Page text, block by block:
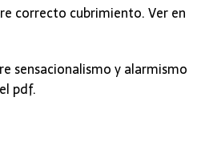
correcto cubrimiento. Ver en
sensacionalismo y alarmismo
pdf.